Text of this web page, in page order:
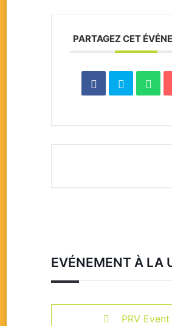
PARTAGEZ CET
EVÉNEMENT À LA
PRV Event